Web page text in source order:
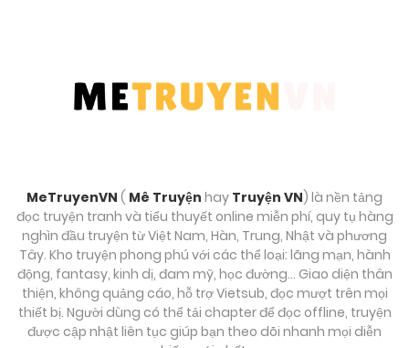
MeTruyenVN ( Mê Truyện hay Truyện VN) là nền tảng
đọc truyện tranh và tiểu thuyết online miễn phí, quy tụ hàng
nghìn đầu truyện từ Việt Nam, Hàn, Trung, Nhật và phương
Tây. Kho truyện phong phú với các thể loại: lãng mạn, hành
động, fantasy, kinh dị, đam mỹ, học đường… Giao diện thân
thiện, không quảng cáo, hỗ trợ Vietsub, đọc mượt trên mọi
thiết bị. Người dùng có thể tải chapter để đọc offline, truyện
được cập nhật liên tục giúp bạn theo dõi nhanh mọi diễn